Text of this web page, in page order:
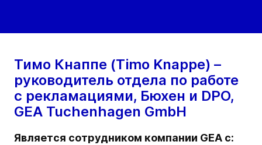
Тимо Кнаппе (Timo Knappe) –
руководитель отдела по работе
с рекламациями, Бюхен и DPO,
GEA Tuchenhagen GmbH
Является сотрудником компании GEA с: